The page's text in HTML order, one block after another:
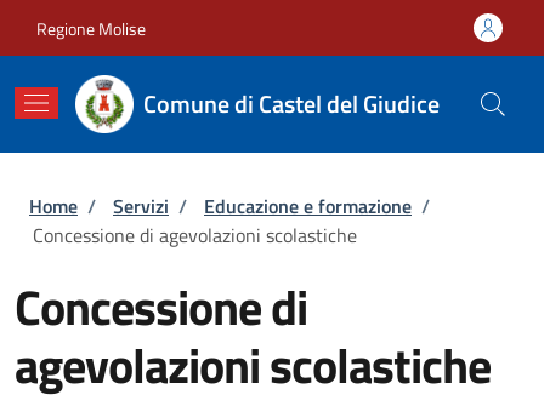
Regione Molise
Comune di Castel del Giudice
Briciole di pane
Home / Servizi / Educazione e formazione /
Concessione di agevolazioni scolastiche
Concessione di
agevolazioni scolastiche